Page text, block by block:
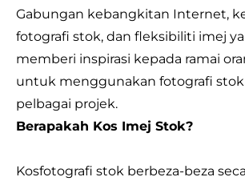
Gabungan kebangkitan Internet,
fotografi stok, dan fleksibiliti imej
memberi inspirasi kepada ramai
untuk menggunakan fotografi
pelbagai projek.
Berapakah Kos Imej Stok?
Kosfotografi stok berbeza-beza